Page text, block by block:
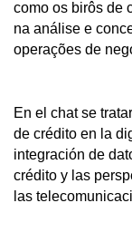
como os birôs de
na análise e
operações de
En el chat se
de crédito en la
integración de
crédito y las
las